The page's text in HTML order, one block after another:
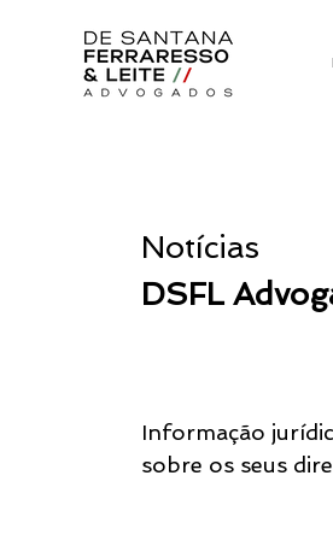
Notícias
DSFL
Informação
sobre os seus